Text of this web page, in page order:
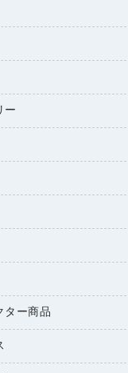
・プリンタ用紙
ＡＮ機器
ＡＮアクセサリー
Ｂアクセサリー
エアダスター
ター
ブル
黒板
箱
ー
リー
キングウェア
飲料
ト
飲料
ー
ター商品
クター商品